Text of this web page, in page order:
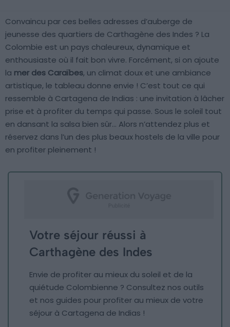
Convaincu par ces belles adresses d’auberge de
jeunesse des quartiers de Carthagène des Indes ? La
Colombie est un pays chaleureux, dynamique et
enthousiaste où il fait bon vivre. Forcément, si on ajoute
la mer des Caraïbes, un climat doux et une ambiance
artistique, le tableau donne envie ! C’est tout ce qui
ressemble à Cartagena de Indias : une invitation à lâcher
prise et à profiter du temps qui passe. Sous le soleil tout
en dansant la salsa bien sûr… Alors n’attendez plus et
réservez dans l’un des plus beaux hostels de la ville pour
en profiter pleinement !
Votre séjour réussi à
Carthagène des Indes
Envie de profiter au mieux du soleil et de la
quiétude Colombienne ? Consultez nos outils
et nos guides pour profiter au mieux de votre
séjour à Cartagena de Indias !